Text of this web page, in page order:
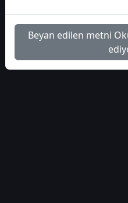
Beyan edilen metni